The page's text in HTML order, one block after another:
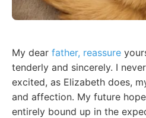
My dear father, reassure
tenderly and sincerely. I
excited, as Elizabeth does,
and affection. My future
entirely bound up in the